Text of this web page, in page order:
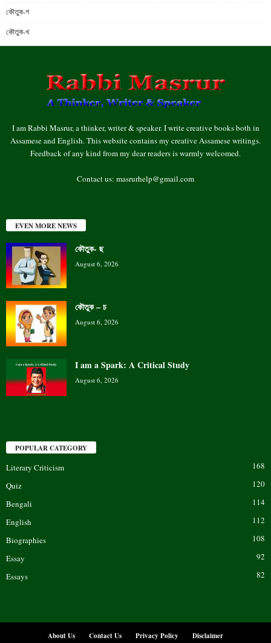
কৌতুক-গ
কৌতুক-খ
I am Rabbi Masrur, a thinker, writer & speaker. I write creative books both in
Assamese and English. This website contains my creative Assamese writings.
Feedback of any kind from my dear readers is warmly welcomed.
Contact us: masrurhelp@gmail.com
EVEN MORE NEWS
কৌতুক- ছ
August 6, 2026
কৌতুক – চ
August 6, 2026
I am a Spark: A Critical Study
August 6, 2026
POPULAR CATEGORY
Literary Criticism
168
Quiz
120
Bengali
114
English
112
Biographies
108
Essay
92
Essays
82
About Us Contact Us Privacy Policy Disclaimer